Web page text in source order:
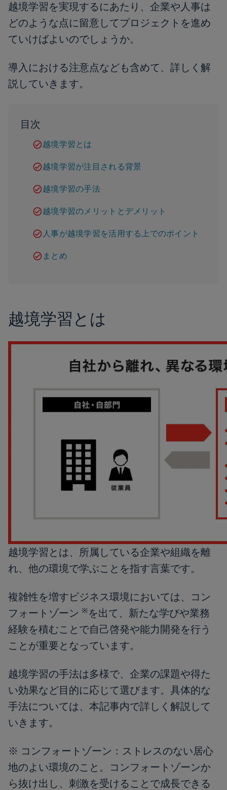
越境学習を実現するにあたり、企業や人事は
どのような点に留意してプロジェクトを進め
ていけばよいのでしょうか。
導入における注意点なども含めて、詳しく解
説していきます。
目次
越境学習とは
越境学習が注目される背景
越境学習の手法
越境学習のメリットとデメリット
人事が越境学習を活用する上でのポイント
まとめ
越境学習とは
越境学習とは、所属している企業や組織を離
れ、他の環境で学ぶことを指す言葉です。
複雑性を増すビジネス環境においては、コン
フォートゾーン ※を出て、新たな学びや業務
経験を積むことで自己啓発や能力開発を行う
ことが重要となっています。
越境学習の手法は多様で、企業の課題や得た
い効果など目的に応じて選びます。具体的な
手法については、本記事内で詳しく解説して
いきます。
※ コンフォートゾーン：ストレスのない居心
地のよい環境のこと。コンフォートゾーンか
ら抜け出し、刺激を受けることで成長できる